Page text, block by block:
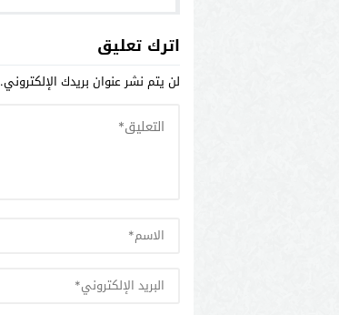
اترك تعليق
لن يتم نشر عنوان بريدك الإلكتروني.